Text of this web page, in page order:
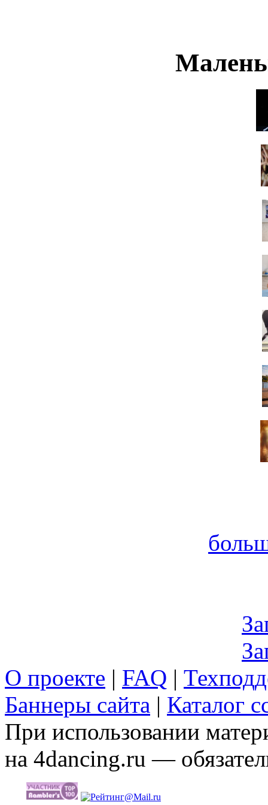
О проекте | FAQ |
Баннеры сайта | Каталог
При использовании
на 4dancing.ru —